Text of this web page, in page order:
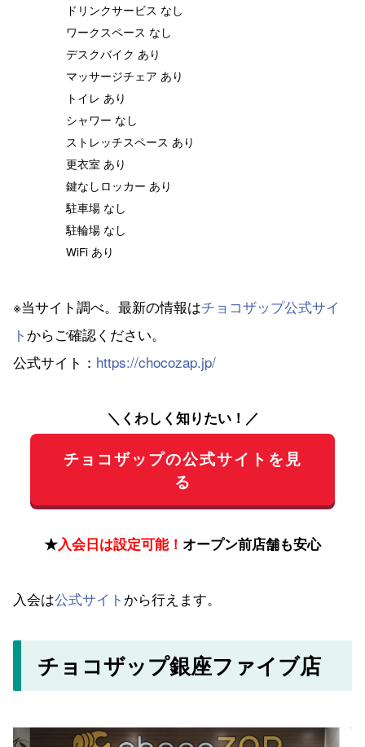
ドリンクサービス なし
ワークスペース なし
デスクバイク あり
マッサージチェア あり
トイレ あり
シャワー なし
ストレッチスペース あり
更衣室 あり
鍵なしロッカー あり
駐車場 なし
駐輪場 なし
WiFi あり
※当サイト調べ。最新の情報はチョコザップ公式サイ
ト からご確認ください。
公式サイト： https://chocozap.jp/
＼くわしく知りたい！／
チョコザップの公式サイトを見
る
★入会日は設定可能！ オープン前店舗も安心
入会は公式サイト から行えます。
チョコザップ銀座ファイブ店